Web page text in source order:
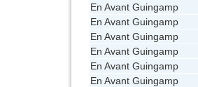
En Avant Guingamp
En Avant Guingamp
En Avant Guingamp
En Avant Guingamp
En Avant Guingamp
En Avant Guingamp